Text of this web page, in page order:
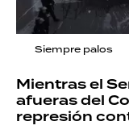
Siempre palos
Mientras el
afueras del
represión